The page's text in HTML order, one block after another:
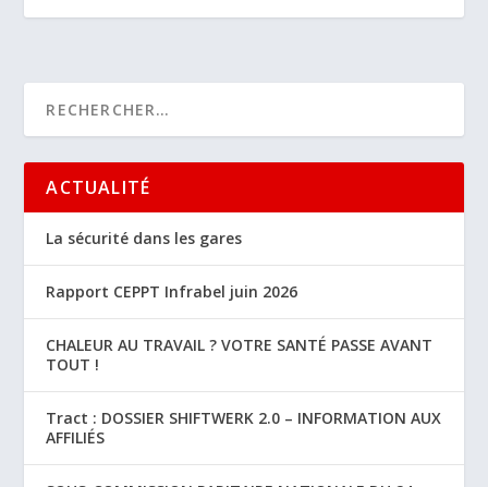
ACTUALITÉ
La sécurité dans les gares
Rapport CEPPT Infrabel juin 2026
CHALEUR AU TRAVAIL ? VOTRE SANTÉ PASSE AVANT
TOUT !
Tract : DOSSIER SHIFTWERK 2.0 – INFORMATION AUX
AFFILIÉS